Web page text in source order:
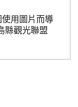
用圖片而導
縣觀光聯盟